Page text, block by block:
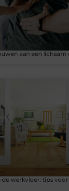
aan een
de werkvloer: tips